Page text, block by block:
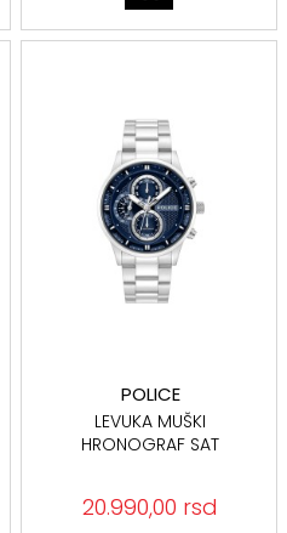
POLICE
LEVUKA MUŠKI
HRONOGRAF SAT
20.990,00 rsd